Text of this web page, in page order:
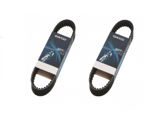
Sanayi